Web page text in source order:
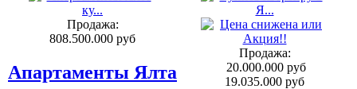
Продажа:
808.500.000 руб
Апартаменты Ялта
Продажа:
20.000.000 руб
19.035.000 руб